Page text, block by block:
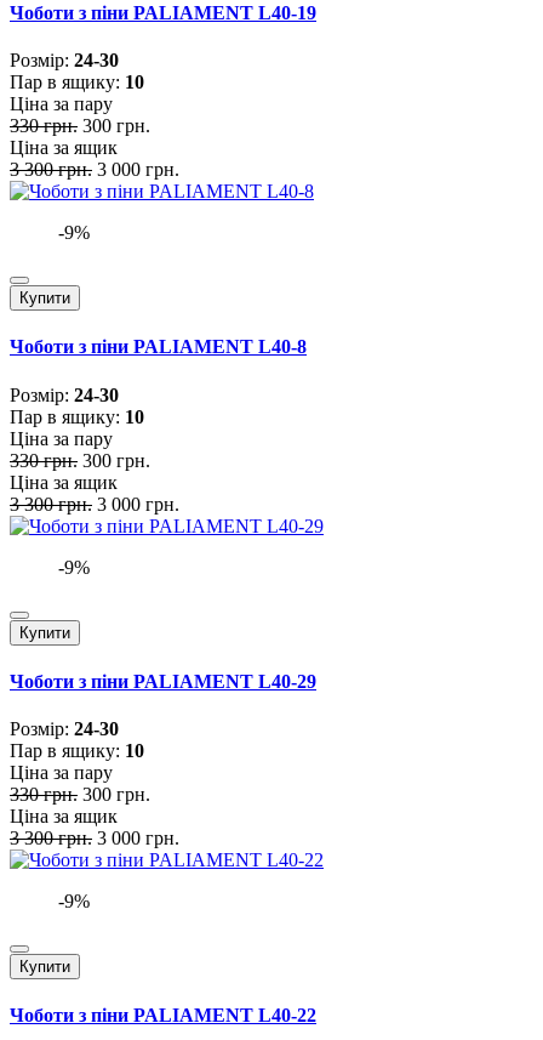
Чоботи з піни PALIAMENT L40-19
Розмiр: 24-30
Пар в ящику: 10
Ціна за пару
330 грн. 300 грн.
Ціна за ящик
3 300 грн. 3 000 грн.
-9%
Купити
Чоботи з піни PALIAMENT L40-8
Розмiр: 24-30
Пар в ящику: 10
Ціна за пару
330 грн. 300 грн.
Ціна за ящик
3 300 грн. 3 000 грн.
-9%
Купити
Чоботи з піни PALIAMENT L40-29
Розмiр: 24-30
Пар в ящику: 10
Ціна за пару
330 грн. 300 грн.
Ціна за ящик
3 300 грн. 3 000 грн.
-9%
Купити
Чоботи з піни PALIAMENT L40-22